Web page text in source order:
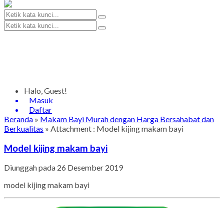
Halo, Guest!
Masuk
Daftar
Beranda » Makam Bayi Murah dengan Harga Bersahabat dan
Berkualitas » Attachment : Model kijing makam bayi
Model kijing makam bayi
Diunggah pada 26 Desember 2019
model kijing makam bayi